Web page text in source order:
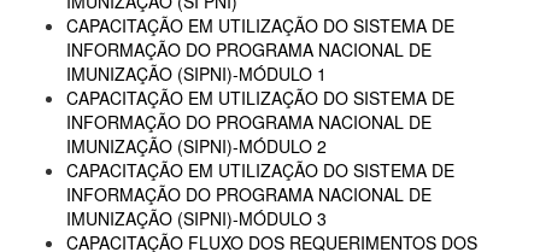
CAPACITAÇÃO EM UTILIZAÇÃO DO SISTEMA DE
INFORMAÇÃO DO PROGRAMA NACIONAL DE
IMUNIZAÇÃO (SIPNI)-MÓDULO 1
CAPACITAÇÃO EM UTILIZAÇÃO DO SISTEMA DE
INFORMAÇÃO DO PROGRAMA NACIONAL DE
IMUNIZAÇÃO (SIPNI)-MÓDULO 2
CAPACITAÇÃO EM UTILIZAÇÃO DO SISTEMA DE
INFORMAÇÃO DO PROGRAMA NACIONAL DE
IMUNIZAÇÃO (SIPNI)-MÓDULO 3
CAPACITAÇÃO FLUXO DOS REQUERIMENTOS DOS